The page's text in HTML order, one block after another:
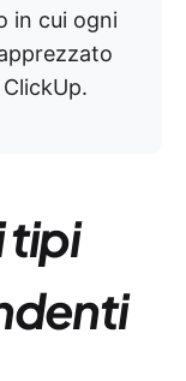
in cui ogni
tipi